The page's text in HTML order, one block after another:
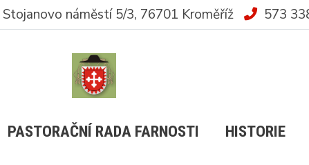
Stojanovo náměstí 5/3, 76701 Kroměříž 573
PASTORAČNÍ RADA FARNOSTI HISTORIE